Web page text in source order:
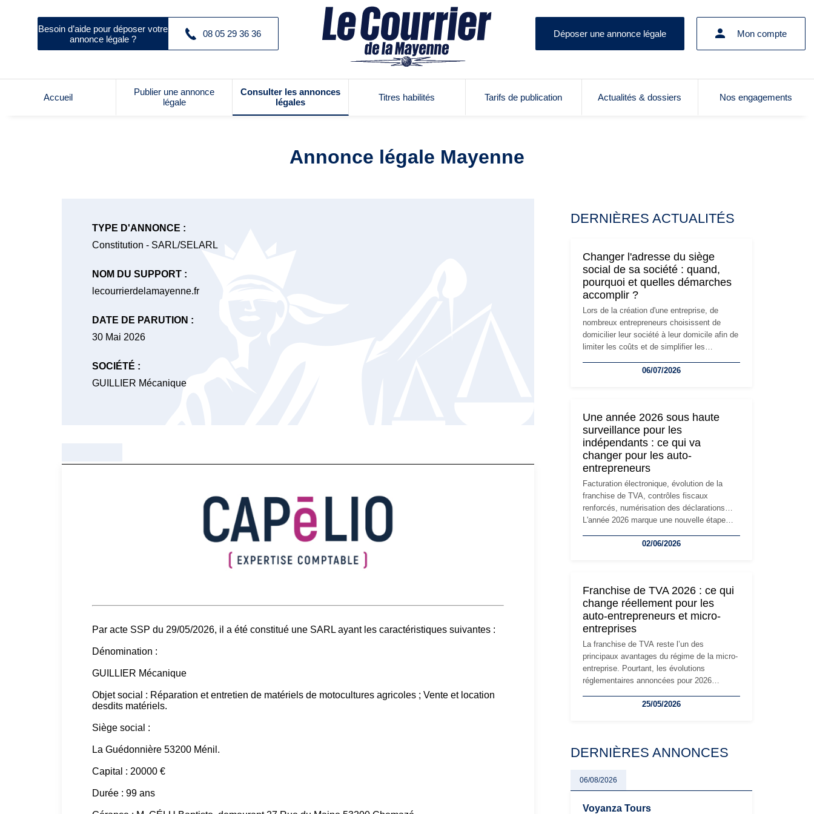
Besoin d’aide pour déposer votre
annonce légale ?
08 05 29 36 36 Déposer une annonce légale Mon compte
Accueil
Publier une annonce
légale
Consulter les annonces
légales
Titres habilités Tarifs de publication Actualités & dossiers Nos engagements
Annonce légale Mayenne
TYPE D'ANNONCE :
Constitution - SARL/SELARL
NOM DU SUPPORT :
lecourrierdelamayenne.fr
DATE DE PARUTION :
30 Mai 2026
SOCIÉTÉ :
GUILLIER Mécanique
Par acte SSP du 29/05/2026, il a été constitué une SARL ayant les caractéristiques suivantes :
Dénomination :
GUILLIER Mécanique
Objet social : Réparation et entretien de matériels de motocultures agricoles ; Vente et location
desdits matériels.
Siège social :
La Guédonnière 53200 Ménil.
Capital : 20000 €
Durée : 99 ans
DERNIÈRES ACTUALITÉS
Changer l'adresse du siège
social de sa société : quand,
pourquoi et quelles démarches
accomplir ?
Lors de la création d'une entreprise, de
nombreux entrepreneurs choisissent de
domicilier leur société à leur domicile afin de
limiter les coûts et de simplifier les
l'activité, cette solution peut rapidement
siège social répond souvent à une nouvelle
étape de la vie de l'entreprise et implique
plusieurs formalités obligatoires.
06/07/2026
Une année 2026 sous haute
surveillance pour les
indépendants : ce qui va
changer pour les auto-
entrepreneurs
Facturation électronique, évolution de la
franchise de TVA, contrôles fiscaux
renforcés, numérisation des déclarations…
L'année 2026 marque une nouvelle étape
travailleurs indépendants. Si le régime de la
réglementaire plus exigeant. Décryptage des
principaux changements et des précautions
à prendre pour éviter les mauvaises
surprises.
02/06/2026
Franchise de TVA 2026 : ce qui
change réellement pour les
auto-entrepreneurs et micro-
entreprises
La franchise de TVA reste l’un des
principaux avantages du régime de la micro-
entreprise. Pourtant, les évolutions
réglementaires annoncées pour 2026
les auto-entrepreneurs, artisans et
évoluent dans un contexte de contrôle
oblige les indépendants à rester
particulièrement vigilants.
25/05/2026
DERNIÈRES ANNONCES
06/08/2026
Voyanza Tours